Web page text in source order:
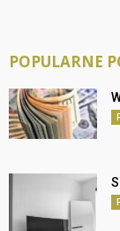
POPULARNE